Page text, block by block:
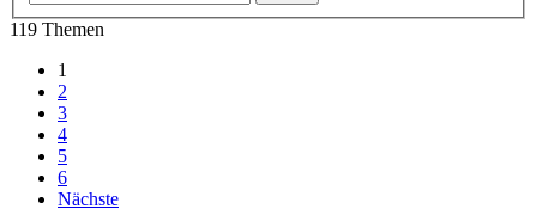
119 Themen
1
2
3
4
5
6
Nächste